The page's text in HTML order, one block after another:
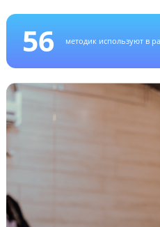
Обучение
Мы обучаем педагогов
Эти методики помогают найти
ребенку и донести до него
знания.
методик